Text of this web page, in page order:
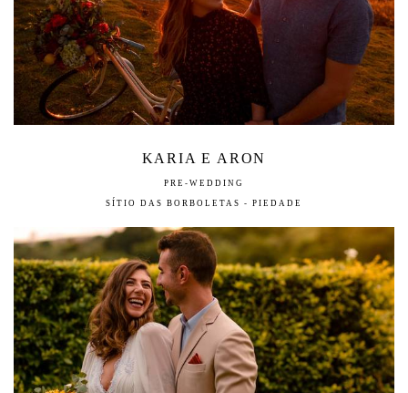
KARIA E ARON
PRE-WEDDING
SÍTIO DAS BORBOLETAS - PIEDADE